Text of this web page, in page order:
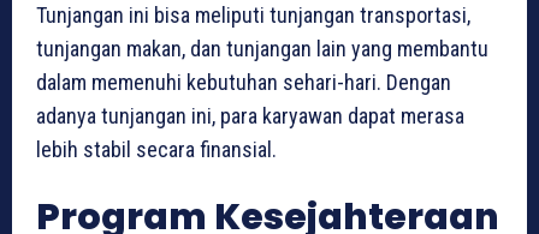
Tunjangan ini bisa meliputi tunjangan transportasi,
tunjangan makan, dan tunjangan lain yang membantu
dalam memenuhi kebutuhan sehari-hari. Dengan
adanya tunjangan ini, para karyawan dapat merasa
lebih stabil secara finansial.
Program Kesejahteraan